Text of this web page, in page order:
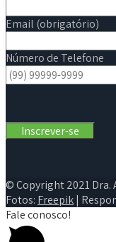
Email (obrigatório)
Número de Telefone
© Copyright 2021 Dra.
Fotos: Freepik|
Fale conosco!